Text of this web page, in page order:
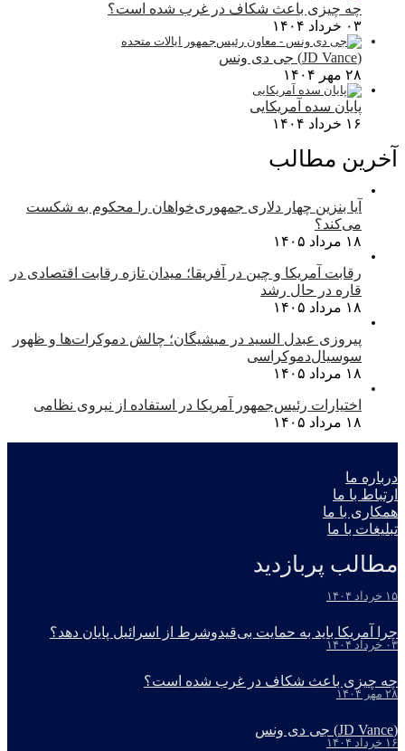
چه چیزی باعث شکاف در غرب شده است؟
۰۳ خرداد ۱۴۰۴
(JD Vance) جی دی ونس
۲۸ مهر ۱۴۰۴
پایان سده آمریکایی
۱۶ خرداد ۱۴۰۴
آخرین مطالب
آیا بنزین چهار دلاری جمهوری‌خواهان را محکوم به شکست
می‌کند؟
۱۸ مرداد ۱۴۰۵
رقابت آمریکا و چین در آفریقا؛ میدان تازه رقابت اقتصادی در
قاره در حال رشد
۱۸ مرداد ۱۴۰۵
پیروزی عبدل السید در میشیگان؛ چالش دموکرات‌ها و ظهور
سوسیال‌دموکراسی
۱۸ مرداد ۱۴۰۵
اختیارات رئیس‌جمهور آمریکا در استفاده از نیروی نظامی
۱۸ مرداد ۱۴۰۵
درباره ما
ارتباط با ما
همکاری با ما
تبلیغات با ما
مطالب پربازدید
۱۵ خرداد ۱۴۰۴
چرا آمریکا باید به حمایت بی‌قیدوشرط از اسرائیل پایان دهد؟
۰۳ خرداد ۱۴۰۴
چه چیزی باعث شکاف در غرب شده است؟
۲۸ مهر ۱۴۰۴
(JD Vance) جی دی ونس
۱۶ خرداد ۱۴۰۴